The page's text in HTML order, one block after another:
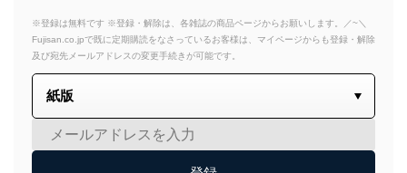
※登録は無料です ※登録・解除は、各雑誌の商品ページからお願いします。／~＼
Fujisan.co.jpで既に定期購読をなさっているお客様は、マイページからも登録・解除
及び宛先メールアドレスの変更手続きが可能です。